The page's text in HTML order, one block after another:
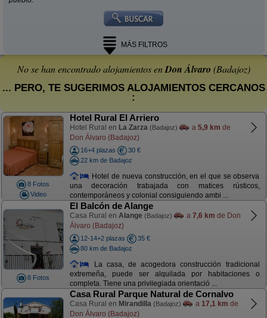
MÁS FILTROS
No se han encontrado alojamientos enDon Álvaro (Badajoz)
... PERO, TE SUGERIMOS ALOJAMIENTOS CERCANOS
:
8 Fotos
Video
Hotel Rural El Arriero
Hotel Rural en La Zarza (Badajoz) a 5,9 km de
Don Álvaro (Badajoz)
16+4 plazas
30 €
22 km de Badajoz
Hotel de nueva construcción, en el que se observa
una decoración trabajada con matices rústicos,
contemporáneos y colonial consiguiendo ambi ...
8 Fotos
El Balcón de Alange
Casa Rural en Alange (Badajoz) a 7,6 km de Don
Álvaro (Badajoz)
12-14+2 plazas
35 €
80 km de Badajoz
La casa, de acogedora construcción tradicional
extremeña, puede ser alquilada por habitaciones o
completa. Tiene una privilegiada orientació ...
Casa Rural Parque Natural de Cornalvo
Casa Rural en Mirandilla (Badajoz) a 17,1 km de
Don Álvaro (Badajoz)